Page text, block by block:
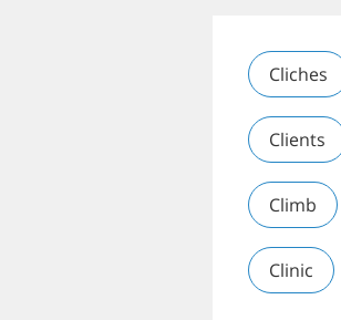
Cliches
Clients
Climb
Clinic